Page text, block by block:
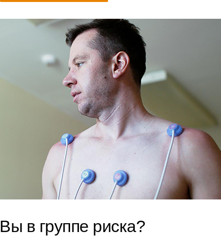
Вы в группе риска?